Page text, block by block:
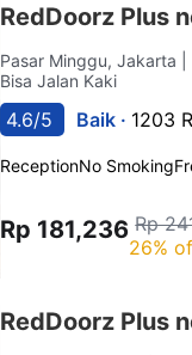
RedDoorz Plus
Pasar Minggu, Jakarta
Bisa Jalan Kaki
4.6/5 Baik · 1203
ReceptionNo Smoking
Rp 181,236 Rp
26%
RedDoorz Plus